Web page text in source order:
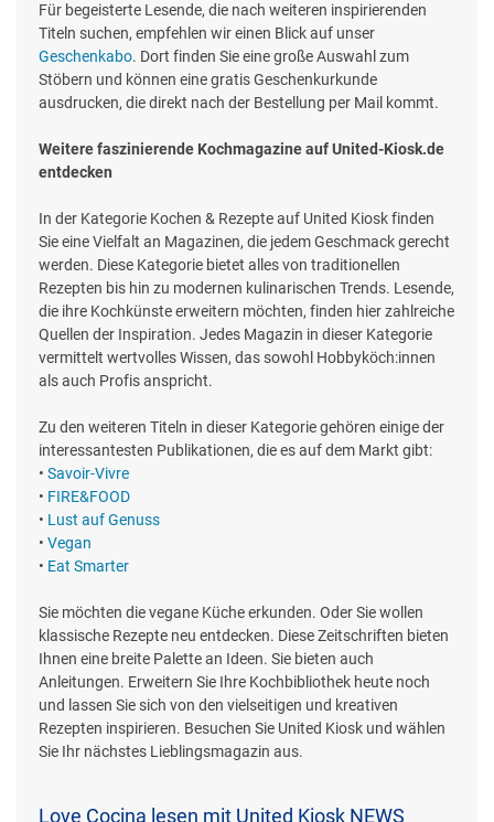
Für begeisterte Lesende, die nach weiteren inspirierenden
Titeln suchen, empfehlen wir einen Blick auf unser
Geschenkabo. Dort finden Sie eine große Auswahl zum
Stöbern und können eine gratis Geschenkurkunde
ausdrucken, die direkt nach der Bestellung per Mail kommt.
Weitere faszinierende Kochmagazine auf United-Kiosk.de
entdecken
In der Kategorie Kochen & Rezepte auf United Kiosk finden
Sie eine Vielfalt an Magazinen, die jedem Geschmack gerecht
werden. Diese Kategorie bietet alles von traditionellen
Rezepten bis hin zu modernen kulinarischen Trends. Lesende,
die ihre Kochkünste erweitern möchten, finden hier zahlreiche
Quellen der Inspiration. Jedes Magazin in dieser Kategorie
vermittelt wertvolles Wissen, das sowohl Hobbyköch:innen
als auch Profis anspricht.
Zu den weiteren Titeln in dieser Kategorie gehören einige der
interessantesten Publikationen, die es auf dem Markt gibt:
• Savoir-Vivre
• FIRE&FOOD
• Lust auf Genuss
• Vegan
• Eat Smarter
Sie möchten die vegane Küche erkunden. Oder Sie wollen
klassische Rezepte neu entdecken. Diese Zeitschriften bieten
Ihnen eine breite Palette an Ideen. Sie bieten auch
Anleitungen. Erweitern Sie Ihre Kochbibliothek heute noch
und lassen Sie sich von den vielseitigen und kreativen
Rezepten inspirieren. Besuchen Sie United Kiosk und wählen
Sie Ihr nächstes Lieblingsmagazin aus.
Love Cocina lesen mit United Kiosk NEWS